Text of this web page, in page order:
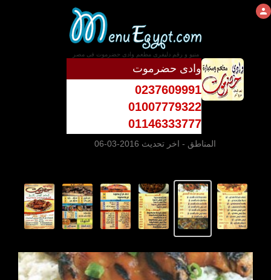
منيو و رقم دليفرى مطعم وادى حضرموت فى مصر
وادى حضرموت
0237609991
01007779322
01146333777
المناطق - اخر تحديث 2016-03-06